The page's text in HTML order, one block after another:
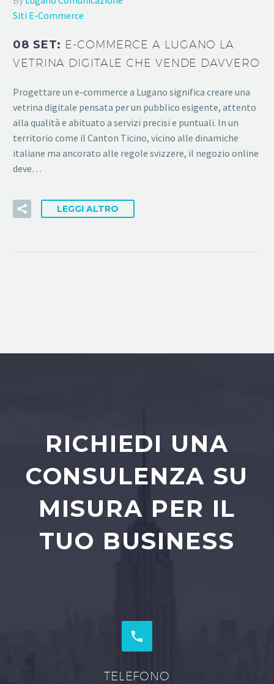
Siti E-Commerce
08 SET: E-COMMERCE A LUGANO LA
VETRINA DIGITALE CHE VENDE DAVVERO
Progettare un e-commerce a Lugano significa creare una
vetrina digitale pensata per un pubblico esigente, attento
alla qualità e abituato a servizi precisi e puntuali. In un
territorio come il Canton Ticino, vicino alle dinamiche
italiane ma ancorato alle regole svizzere, il negozio online
deve…
LEGGI ALTRO
RICHIEDI UNA
CONSULENZA SU
MISURA PER IL
TUO BUSINESS


TELEFONO